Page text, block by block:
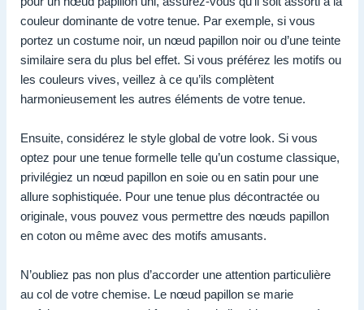
couleur dominante de votre tenue. Par exemple, si vous
portez un costume noir, un nœud papillon noir ou d’une teinte
similaire sera du plus bel effet. Si vous préférez les motifs ou
les couleurs vives, veillez à ce qu’ils complètent
harmonieusement les autres éléments de votre tenue.
Ensuite, considérez le style global de votre look. Si vous
optez pour une tenue formelle telle qu’un costume classique,
privilégiez un nœud papillon en soie ou en satin pour une
allure sophistiquée. Pour une tenue plus décontractée ou
originale, vous pouvez vous permettre des nœuds papillon
en coton ou même avec des motifs amusants.
N’oubliez pas non plus d’accorder une attention particulière
au col de votre chemise. Le nœud papillon se marie